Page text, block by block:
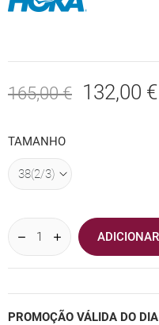
165,00 € 132,00 €
TAMANHO
PROMOÇÃO VÁLIDA DO